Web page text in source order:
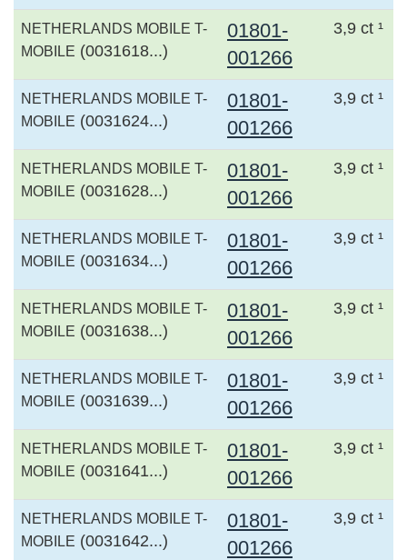
NETHERLANDS MOBILE T-
MOBILE (0031618...)
01801-
001266
3,9 ct ¹
NETHERLANDS MOBILE T-
MOBILE (0031624...)
01801-
001266
3,9 ct ¹
NETHERLANDS MOBILE T-
MOBILE (0031628...)
01801-
001266
3,9 ct ¹
NETHERLANDS MOBILE T-
MOBILE (0031634...)
01801-
001266
3,9 ct ¹
NETHERLANDS MOBILE T-
MOBILE (0031638...)
01801-
001266
3,9 ct ¹
NETHERLANDS MOBILE T-
MOBILE (0031639...)
01801-
001266
3,9 ct ¹
NETHERLANDS MOBILE T-
MOBILE (0031641...)
01801-
001266
3,9 ct ¹
NETHERLANDS MOBILE T-
MOBILE (0031642...)
01801-
001266
3,9 ct ¹